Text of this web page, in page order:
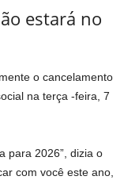
estará no
o cancelamento
na terça -feira, 7
para 2026”, dizia o
com você este ano,